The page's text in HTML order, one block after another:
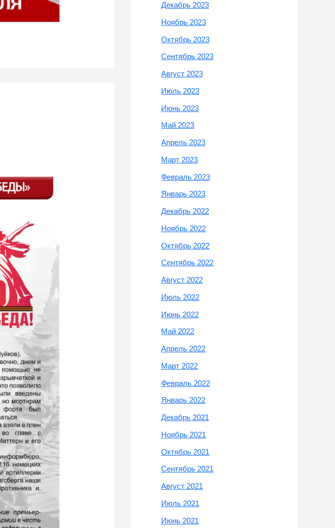
Декабрь 2023
Ноябрь 2023
Октябрь 2023
Сентябрь 2023
Август 2023
Июль 2023
Июнь 2023
Май 2023
Апрель 2023
Март 2023
Февраль 2023
Январь 2023
Декабрь 2022
Ноябрь 2022
Октябрь 2022
Сентябрь 2022
Август 2022
Июль 2022
Июнь 2022
Май 2022
Апрель 2022
Март 2022
Февраль 2022
Январь 2022
Декабрь 2021
Ноябрь 2021
Октябрь 2021
Сентябрь 2021
Август 2021
Июль 2021
Июнь 2021